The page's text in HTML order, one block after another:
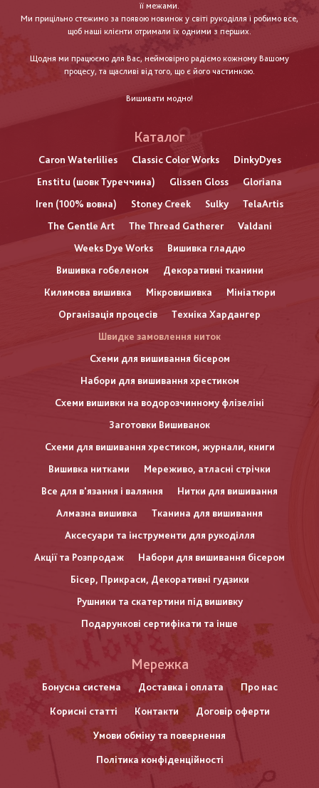
її межами.
Ми прицільно стежимо за появою новинок у світі рукоділля і робимо все,
щоб наші клієнти отримали їх одними з перших.
Щодня ми працюємо для Вас, неймовірно радіємо кожному Вашому
процесу, та щасливі від того, що є його частинкою.
Вишивати модно!
Каталог
Caron Waterlilies Classic Color Works
DinkyDyes
Enstitu (шовк Туреччина)
Glissen Gloss
Gloriana
Iren (100% вовна)
Stoney Creek Sulky
TelaArtis
The Gentle Art
The Thread Gatherer
Valdani
Weeks Dye Works
Вишивка гладдю
Вишивка гобеленом
Декоративні тканини
Килимова вишивка
Мікровишивка
Мініатюри
Організація процесів
Техніка Хардангер
Швидке замовлення ниток
Схеми для вишивання бісером
Набори для вишивання хрестиком
Схеми вишивки на водорозчинному флізеліні
Заготовки Вишиванок
Схеми для вишивання хрестиком, журнали, книги
Вишивка нитками
Мереживо, атласні стрічки
Все для в'язання і валяння
Нитки для вишивання
Алмазна вишивка
Тканина для вишивання
Аксесуари та інструменти для рукоділля
Акції та Розпродаж
Набори для вишивання бісером
Бісер, Прикраси, Декоративні гудзики
Рушники та скатертини під вишивку
Подарункові сертифікати та інше
нижнього
колонтитулу
Мережка
Бонусна система Доставка і оплата Про нас
Корисні статті Контакти Договір оферти
Умови обміну та повернення
Політика конфіденційності